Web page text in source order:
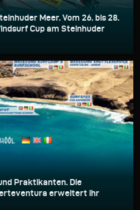
Meer. Vom 26. bis 28.
Cup am Steinhuder
Praktikanten. Die
erweitert ihr